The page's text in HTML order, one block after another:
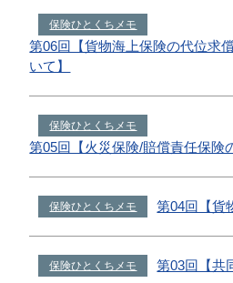
保険ひとくちメモ
第06回【貨物海上保険の代位求
いて】
保険ひとくちメモ
第05回【火災保険/賠償責任保険
保険ひとくちメモ 第04回【貨
保険ひとくちメモ 第03回【共